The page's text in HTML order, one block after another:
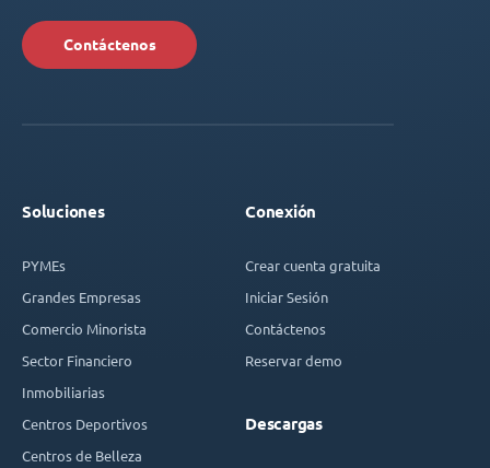
Contáctenos
Soluciones
PYMEs
Grandes Empresas
Comercio Minorista
Sector Financiero
Inmobiliarias
Centros Deportivos
Centros de Belleza
Conexión
Crear cuenta gratuita
Iniciar Sesión
Contáctenos
Reservar demo
Descargas